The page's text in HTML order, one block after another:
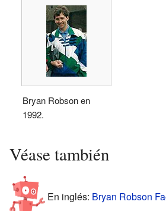
Bryan Robson en
1992.
Véase también
En inglés: Bryan Robson